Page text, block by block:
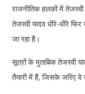
राजनीतिक हलकों में तेजस्वी
तेजस्वी यादव धीरे-धीरे
जा रहा है।
सूत्रों के मुताबिक तेजस्वी
तैयारी में हैं, जिसके जरिए